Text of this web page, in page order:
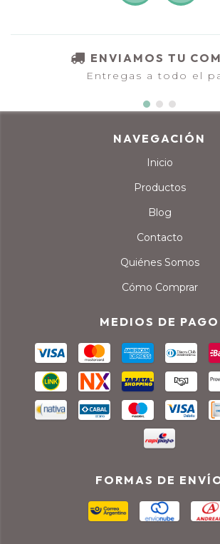
ENVIAMOS TU
Entregas a todo el
NAVEGACIÓN
Inicio
Productos
Blog
Contacto
Quiénes Somos
Cómo Comprar
MEDIOS DE PAGO
FORMAS DE